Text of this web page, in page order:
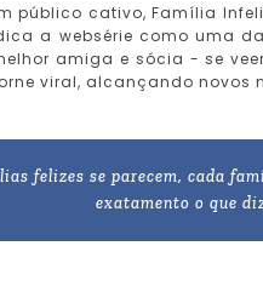
público cativo, Família
a websérie como uma
amiga e sócia - se
viral, alcançando novos
felizes se parecem, cada
exatamento o que